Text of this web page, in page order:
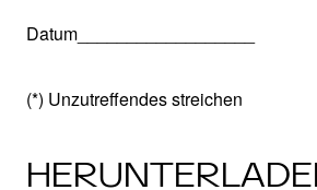
Datum__________________
(*) Unzutreffendes streichen